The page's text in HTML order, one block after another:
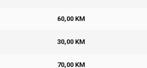
60,00 KM
30,00 KM
70,00 KM